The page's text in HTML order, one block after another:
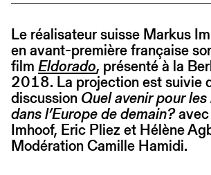
Le réalisateur suisse Markus
en avant-première française
film Eldorado, présenté à la
2018. La projection est suivie
discussionQuel avenir pour
dans l’Europe de demain?avec
Imhoof, Eric Pliez et Hélène
Modération Camille Hamidi.